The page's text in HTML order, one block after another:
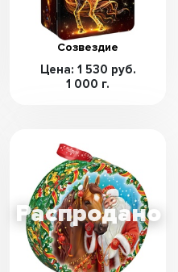
Созвездие
Цена: 1 530 руб.
1 000 г.